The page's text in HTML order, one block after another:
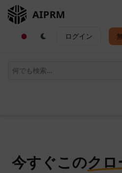
AIPRM
ログイン
今すぐこのク